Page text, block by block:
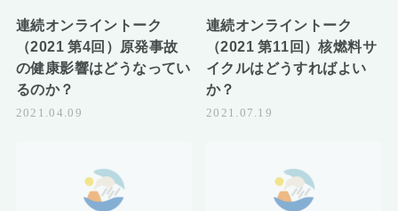
連続オンライントーク
（2021 第4回）原発事故
の健康影響はどうなってい
るのか？
2021.04.09
連続オンライントーク
（2021 第11回）核燃料サ
イクルはどうすればよい
か？
2021.07.19